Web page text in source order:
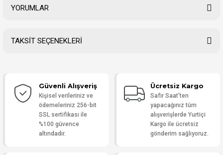
YORUMLAR
Yorum Yaz
TAKSİT SEÇENEKLERİ
Güvenli Alışveriş
Kişisel verileriniz ve
ödemeleriniz 256-bit
SSL sertifikası ile
%100 güvence
altındadır.
Ücretsiz Kargo
Safir Saat'ten
yapacağınız tüm
alışverişlerde Yurtiçi
Kargo ile ücretsiz
gönderim sağlıyoruz.